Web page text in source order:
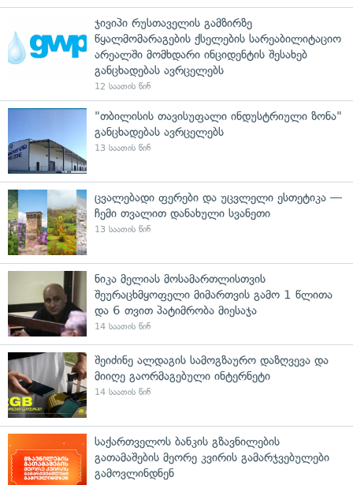
ჯივიპი რუსთაველის გამზირზე
წყალმომარაგების ქსელების სარეაბილიტაციო
არეალში მომხდარი ინციდენტის შესახებ
განცხადებას ავრცელებს
12 საათის წინ
"თბილისის თავისუფალი ინდუსტრიული ზონა"
განცხადებას ავრცელებს
13 საათის წინ
ცვალებადი ფერები და უცვლელი ესთეტიკა —
ჩემი თვალით დანახული სვანეთი
13 საათის წინ
ნიკა მელიას მოსამართლისთვის
შეურაცხმყოფელი მიმართვის გამო 1 წლითა
და 6 თვით პატიმრობა მიესაჯა
14 საათის წინ
შეიძინე ალდაგის სამოგზაურო დაზღვევა და
მიიღე გაორმაგებული ინტერნეტი
14 საათის წინ
საქართველოს ბანკის გზავნილების
გათამაშების მეორე კვირის გამარჯვებულები
გამოვლინდნენ